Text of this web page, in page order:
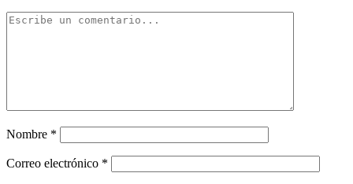
Nombre *
Correo electrónico *